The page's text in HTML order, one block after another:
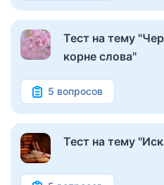
Тест на тему
корне слова"
5 вопросов
Тест на тему